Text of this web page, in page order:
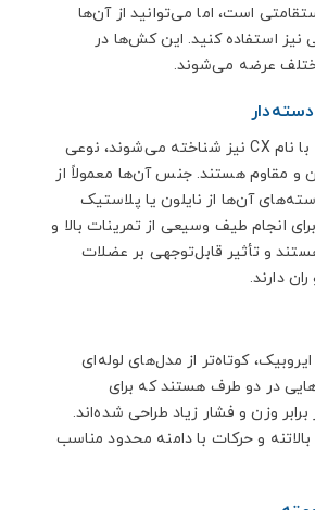
است، اما می‌توانید از آن‌ها
نیز استفاده کنید. این کش‌ها در
عرضه می‌شوند.
کش‌های لوله‌ای که با نام CX نیز شناخته می‌شوند، نوعی
مقاوم هستند. جنس آن‌ها معمولاً از
آن‌ها از نایلون یا پلاستیک
انجام طیف وسیعی از تمرینات بالا و
و تأثیر قابل‌توجهی بر عضلات
دارند.
یا ایروبیک، کوتاه‌تر از مدل‌های لوله‌ای
در دو طرف هستند که برای
وزن و فشار زیاد طراحی شده‌اند.
و حرکات با دامنه محدود مناسب